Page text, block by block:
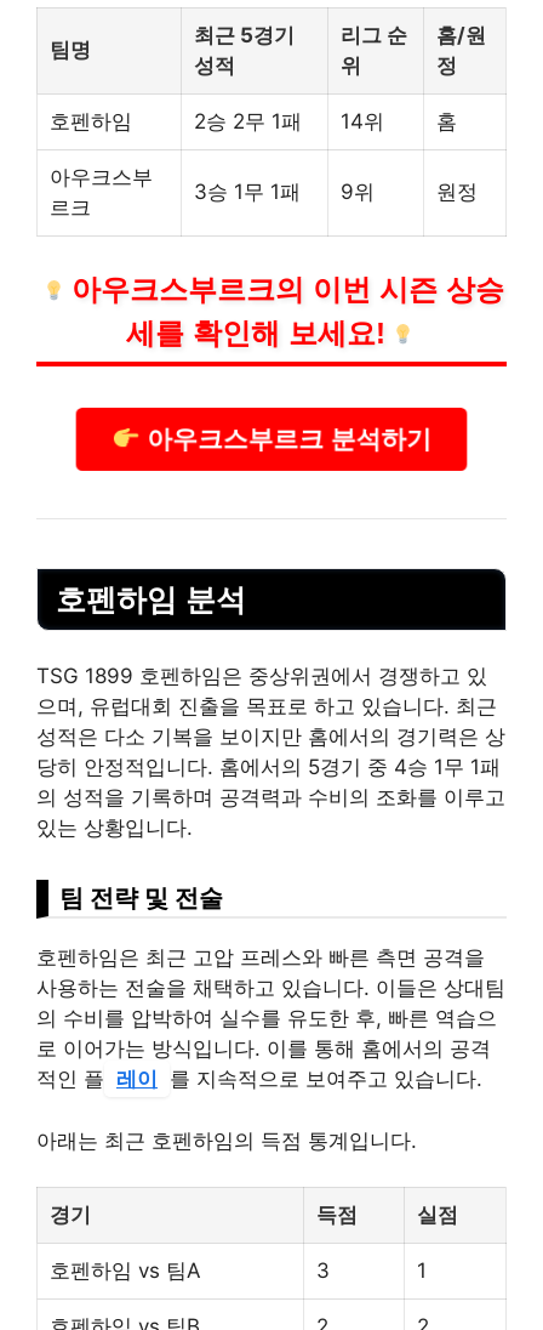
팀명
최근 5경기
성적
리그 순
위
홈/원
정
호펜하임 2승 2무 1패 14위 홈
아우크스부
르크
3승 1무 1패 9위 원정
아우크스부르크의 이번 시즌 상승
세를 확인해 보세요!
아우크스부르크 분석하기
호펜하임 분석
TSG 1899 호펜하임은 중상위권에서 경쟁하고 있
으며, 유럽대회 진출을 목표로 하고 있습니다. 최근
성적은 다소 기복을 보이지만 홈에서의 경기력은 상
당히 안정적입니다. 홈에서의 5경기 중 4승 1무 1패
의 성적을 기록하며 공격력과 수비의 조화를 이루고
있는 상황입니다.
팀 전략 및 전술
호펜하임은 최근 고압 프레스와 빠른 측면 공격을
사용하는 전술을 채택하고 있습니다. 이들은 상대팀
의 수비를 압박하여 실수를 유도한 후, 빠른 역습으
로 이어가는 방식입니다. 이를 통해 홈에서의 공격
적인 플 레이 를 지속적으로 보여주고 있습니다.
아래는 최근 호펜하임의 득점 통계입니다.
경기 득점 실점
호펜하임 vs 팀A 3 1